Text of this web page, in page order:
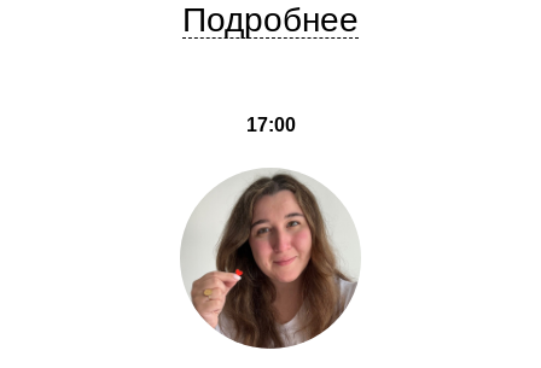
Подробнее
17:00